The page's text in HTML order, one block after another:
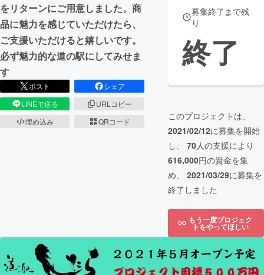
をリターンにご用意しました。商
品に魅力を感じていただけたら、
ご支援いただけると嬉しいです。
必ず魅力的な道の駅にしてみせま
す
ポスト
シェア
LINEで送る
URLコピー
埋め込み
QRコード
募集終了まで残
り
終了
このプロジェクトは、
2021/02/12に募集を開始
し、 70人の支援により
616,000円の資金を集
め、 2021/03/29に募集を
終了しました
もう一度プロジェク
トをやってほしい